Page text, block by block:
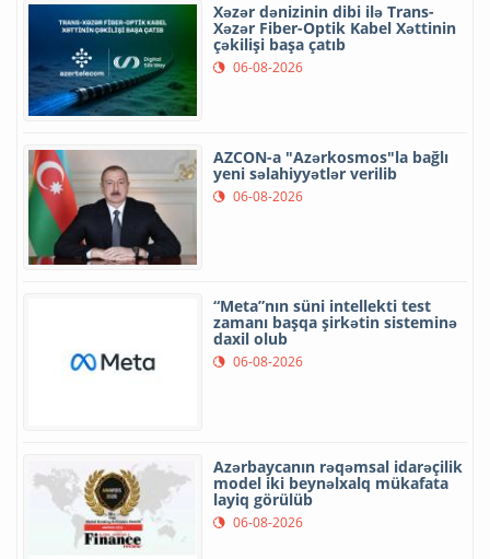
Xəzər dənizinin dibi ilə Trans-
Xəzər Fiber-Optik Kabel Xəttinin
çəkilişi başa çatıb
06-08-2026
AZCON-a "Azərkosmos"la bağlı
yeni səlahiyyətlər verilib
06-08-2026
“Meta”nın süni intellekti test
zamanı başqa şirkətin sisteminə
daxil olub
06-08-2026
Azərbaycanın rəqəmsal idarəçilik
model iki beynəlxalq mükafata
layiq görülüb
06-08-2026